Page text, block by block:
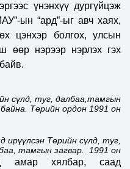
үнэнхүү дургүйцэж
ын “ард”-ыг авч хаях,
цэнхэр болгох, улсын
өөр нэрээр нэрлэх гэх
сүлд, туг, далбаа,тамгын
Төрийн ордон 1991 он
ирүүлсэн Төрийн сүлд, туг,
тамгын загвар. 1991 он
амар хялбар, саад